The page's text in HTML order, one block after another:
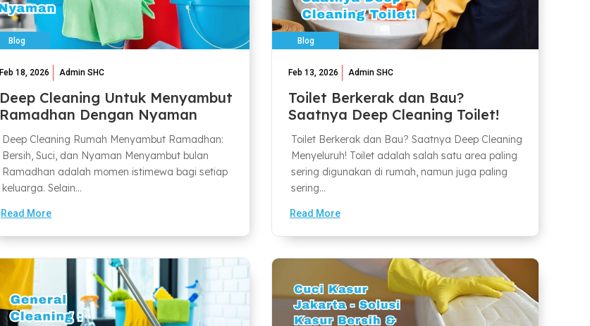
Blog
Feb 18, 2026 Admin SHC
Deep Cleaning Untuk Menyambut
Ramadhan Dengan Nyaman
Deep Cleaning Rumah Menyambut Ramadhan:
Bersih, Suci, dan Nyaman Menyambut bulan
Ramadhan adalah momen istimewa bagi setiap
keluarga. Selain...
Read More
Blog
Feb 13, 2026 Admin SHC
Toilet Berkerak dan Bau?
Saatnya Deep Cleaning Toilet!
Toilet Berkerak dan Bau? Saatnya Deep Cleaning
Menyeluruh! Toilet adalah salah satu area paling
sering digunakan di rumah, namun juga paling
sering...
Read More